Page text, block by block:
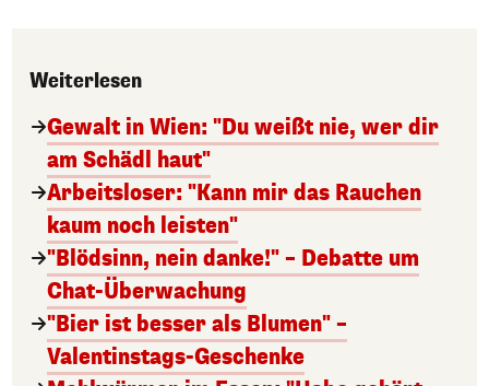
Weiterlesen
Gewalt in Wien: "Du weißt nie, wer dir
am Schädl haut"
Arbeitsloser: "Kann mir das Rauchen
kaum noch leisten"
"Blödsinn, nein danke!" – Debatte um
Chat-Überwachung
"Bier ist besser als Blumen" –
Valentinstags-Geschenke